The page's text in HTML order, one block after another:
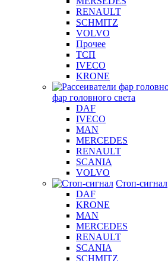
RENAULT
SCHMITZ
VOLVO
Прочее
ТСП
IVECO
KRONE
фар головного света
DAF
IVECO
MAN
MERCEDES
RENAULT
SCANIA
VOLVO
Стоп-сигнал
DAF
KRONE
MAN
MERCEDES
RENAULT
SCANIA
SCHMITZ